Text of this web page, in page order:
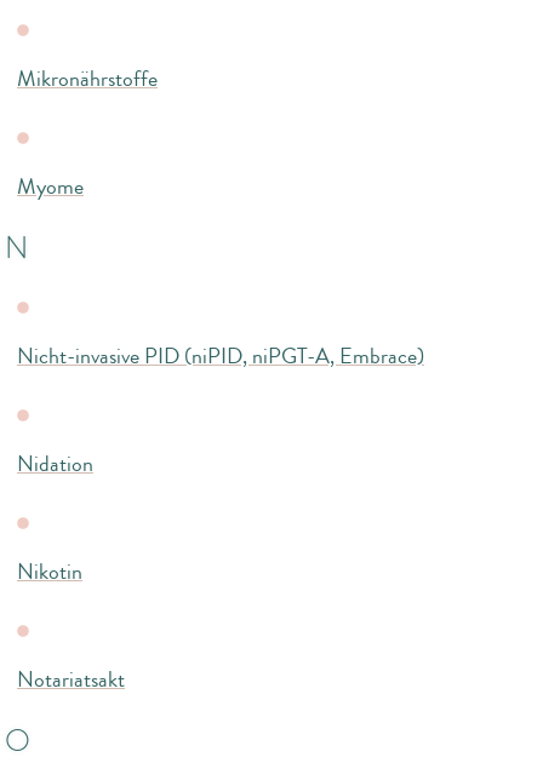
Mikronährstoffe
Myome
N
Nicht-invasive PID (niPID, niPGT-A, Embrace)
Nidation
Nikotin
Notariatsakt
O